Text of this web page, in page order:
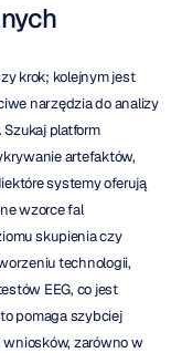
krok; kolejnym jest
narzędzia do analizy
platform
artefaktów,
systemy oferują
wzorce fal
skupienia czy
technologii,
EEG, co jest
pomaga szybciej
przejść od surowych danych do praktycznych wniosków, zarówno w